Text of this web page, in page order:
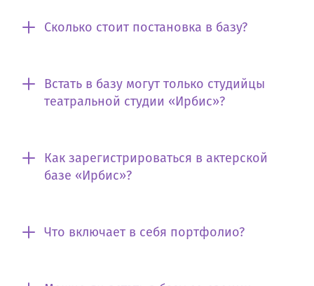
Сколько стоит постановка в базу?
Встать в базу могут только студийцы
театральной студии «Ирбис»?
Как зарегистрироваться в актерской
базе «Ирбис»?
Что включает в себя портфолио?